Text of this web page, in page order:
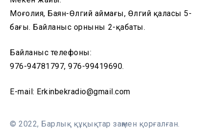
Моңғолия, Баян-Өлгий аймағы, Өлгий қаласы 5-
бағы. Байланыс орнының 2-қабаты.
Байланыс телефоны:
976-94781797, 976-99419690.
E-mail: Erkinbekradio@gmail.com
© 2022, Барлық құқықтар заңмен қорғалған.